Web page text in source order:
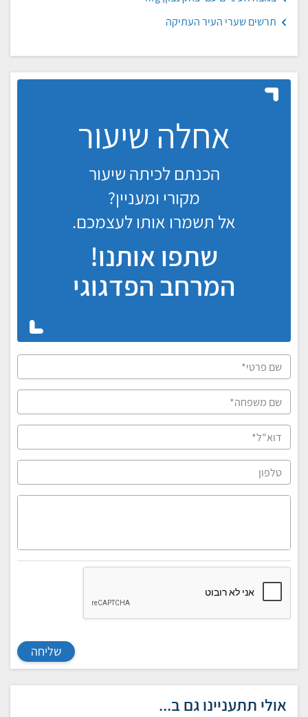
תרשים שערי העיר העתיקה
אחלה שיעור
הכנתם לכיתה שיעור
מקורי ומעניין?
אל תשמרו אותו לעצמכם.
שתפו אותנו!
המרחב הפדגוגי
שליחה
אולי תתעניינו גם ב...